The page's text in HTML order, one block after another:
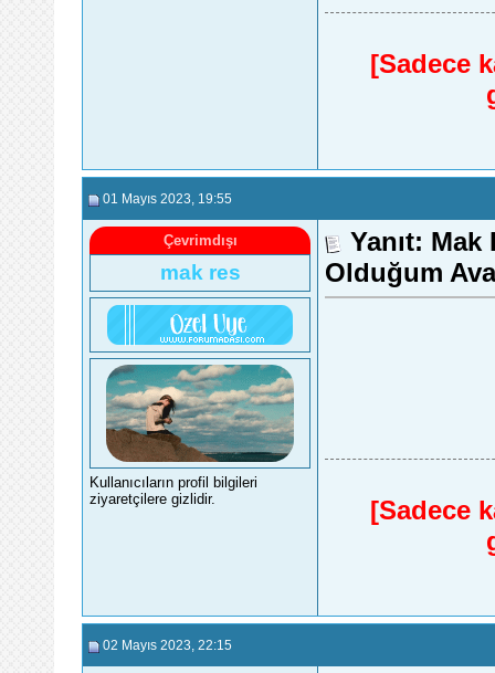
[Sadece
01 Mayıs 2023 , 19:55
Çevrimdışı
mak res
Kullanıcıların profil bilgileri
ziyaretçilere gizlidir.
Yanıt:
Olduğum
[Sadece
02 Mayıs 2023 , 22:15